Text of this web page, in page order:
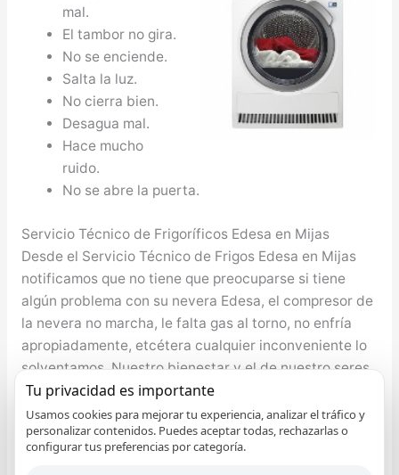
mal.
El tambor no gira.
No se enciende.
Salta la luz.
No cierra bien.
Desagua mal.
Hace mucho
ruido.
No se abre la puerta.
Servicio Técnico de Frigoríficos Edesa en Mijas
Desde el Servicio Técnico de Frigos Edesa en Mijas
notificamos que no tiene que preocuparse si tiene
algún problema con su nevera Edesa, el compresor de
la nevera no marcha, le falta gas al torno, no enfría
apropiadamente, etcétera cualquier inconveniente lo
solventamos. Nuestro bienestar y el de nuestro seres
queridos depende eminentemente de la nutrición que
se tenga, por ende es de máxima importancia que se
cuente con un frigo que conserve los comestibles de
la mejor forma y el mayor tiempo posible, Edesa no
Tu privacidad es importante
Usamos cookies para mejorar tu experiencia, analizar el tráfico y
personalizar contenidos. Puedes aceptar todas, rechazarlas o
configurar tus preferencias por categoría.